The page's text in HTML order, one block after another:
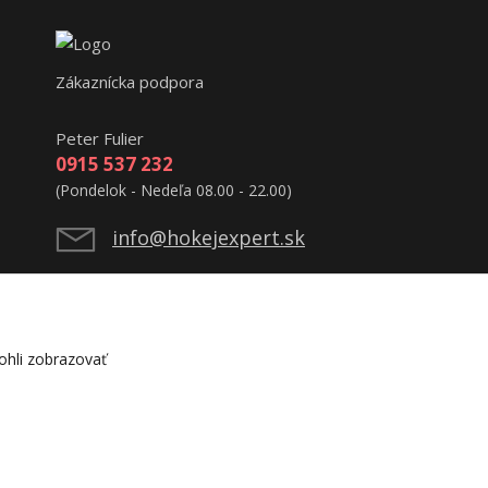
Zákaznícka podpora
Peter Fulier
0915 537 232
(Pondelok - Nedeľa 08.00 - 22.00)
info@hokejexpert.sk
zobrazovať